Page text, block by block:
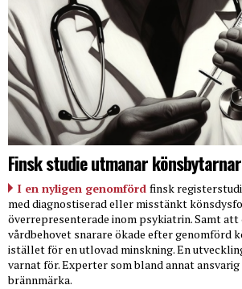
Finsk studie utmanar
I en nyligen genomförd finsk
med diagnostiserad eller misstänkt
överrepresenterade inom psykiatrin. Samt
vårdbehovet snarare ökade efter genomförd
istället för en utlovad minskning. En
varnat för. Experter som bland annat
brännmärka.